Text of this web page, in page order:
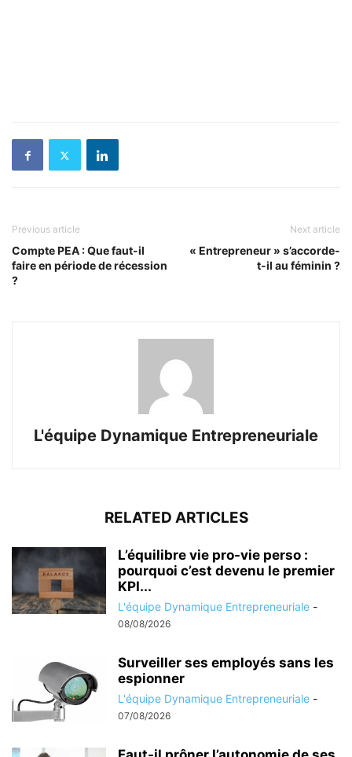
Previous article
Compte PEA : Que faut-il
faire en période de récession
?
Next article
« Entrepreneur » s’accorde-
t-il au féminin ?
L'équipe Dynamique Entrepreneuriale
RELATED ARTICLES
L’équilibre vie pro-vie perso :
pourquoi c’est devenu le premier
KPI...
L'équipe Dynamique Entrepreneuriale -
08/08/2026
Surveiller ses employés sans les
espionner
L'équipe Dynamique Entrepreneuriale -
07/08/2026